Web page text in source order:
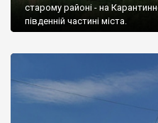
старому районі - на
південній частині міста.